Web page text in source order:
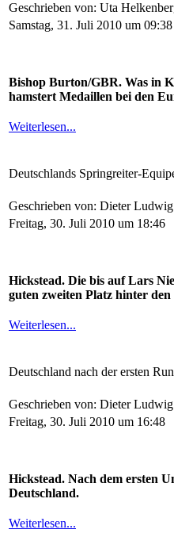
Geschrieben von: Uta
Samstag, 31. Juli 2010 um 09:38
Bishop Burton/GBR. Was in
hamstert Medaillen bei den
Weiterlesen...
Deutschlands Springreiter-
Geschrieben von: Dieter Ludwig
Freitag, 30. Juli 2010 um 18:46
Hickstead. Die bis auf Lars
guten zweiten Platz hinter
Weiterlesen...
Deutschland nach der ersten
Geschrieben von: Dieter Ludwig
Freitag, 30. Juli 2010 um 16:48
Hickstead. Nach dem ersten
Deutschland.
Weiterlesen...